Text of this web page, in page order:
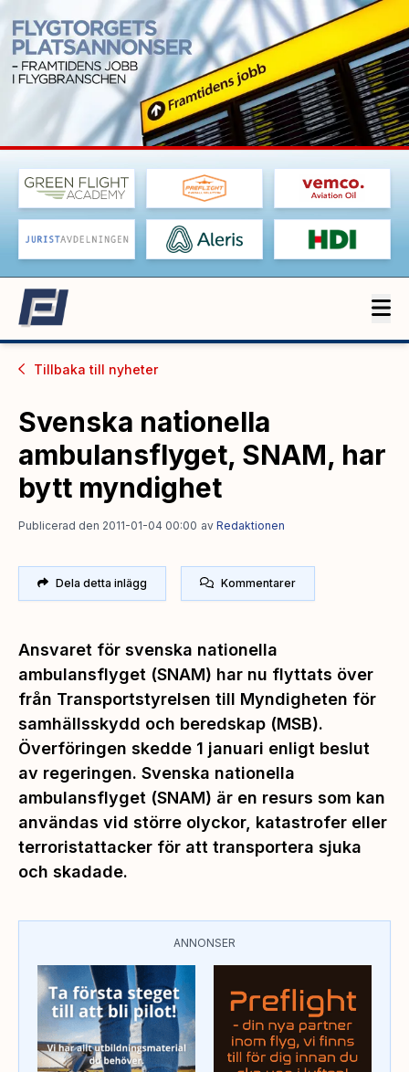
Tillbaka till nyheter
Svenska nationella
ambulansflyget, SNAM, har
bytt myndighet
Publicerad den 2011-01-04 00:00 av Redaktionen
Dela detta inlägg Kommentarer
Ansvaret för svenska nationella
ambulansflyget (SNAM) har nu flyttats över
från Transportstyrelsen till Myndigheten för
samhällsskydd och beredskap (MSB).
Överföringen skedde 1 januari enligt beslut
av regeringen. Svenska nationella
ambulansflyget (SNAM) är en resurs som kan
användas vid större olyckor, katastrofer eller
terroristattacker för att transportera sjuka
och skadade.
ANNONSER